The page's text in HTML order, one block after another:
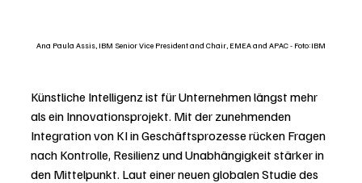
Ana Paula Assis, IBM Senior Vice President and Chair, EMEA and APAC - Foto:IBM
Künstliche Intelligenz ist für Unternehmen längst mehr
als ein Innovationsprojekt. Mit der zunehmenden
Integration von KI in Geschäftsprozesse rücken Fragen
nach Kontrolle, Resilienz und Unabhängigkeit stärker in
den Mittelpunkt. Laut einer neuen globalen Studie des